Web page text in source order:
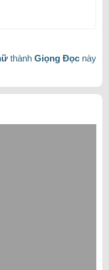
thành Giọng Đọcnày